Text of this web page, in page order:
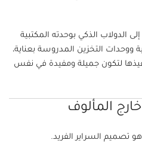
الدولاب الذكي بوحدته المكتبية
ووحدات التخزين المدروسة بعناية،
لتكون جميلة ومفيدة في نفس
المألوف
تصميم السراير الفريد.